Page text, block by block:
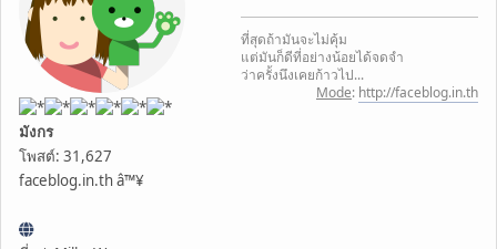
มังกร
โพสต์: 31,627
faceblog.in.th â™¥
ที่สุดถ้ามันจะไม่คุ้ม
แต่มันก็ดีที่อย่างน้อยได้จดจำ
ว่าครั้งนึงเคยก้าวไป...
Mode: http://faceblog.in.th